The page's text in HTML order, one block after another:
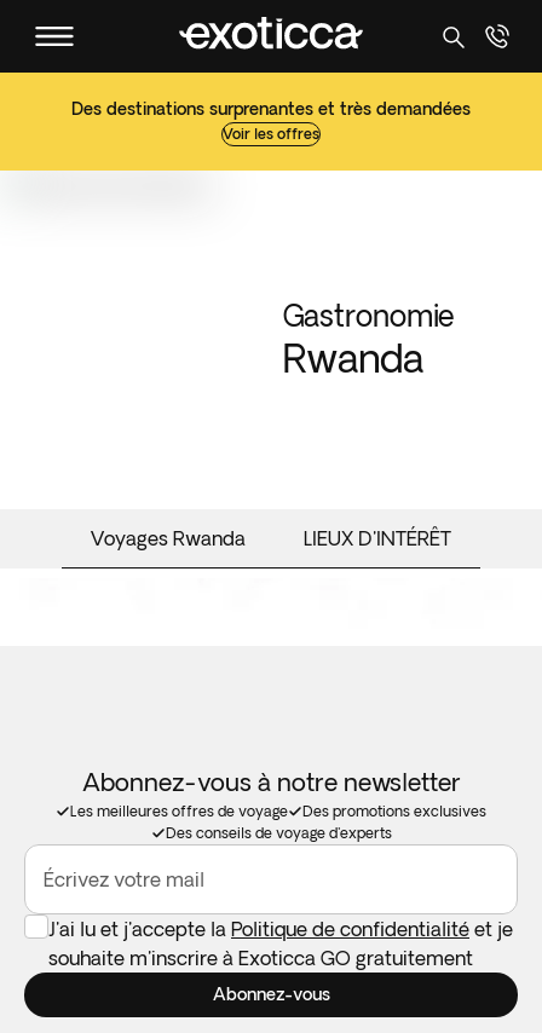
Des destinations surprenantes et très demandées
Voir les offres
Gastronomie
Rwanda
Voyages Rwanda LIEUX D'INTÉRÊT
Abonnez-vous à notre newsletter
Les meilleures offres de voyage
Des promotions exclusives
Des conseils de voyage d'experts
Écrivez votre mail
J'ai lu et j'accepte la Politique de confidentialité et je
souhaite m'inscrire à Exoticca GO gratuitement
Abonnez-vous